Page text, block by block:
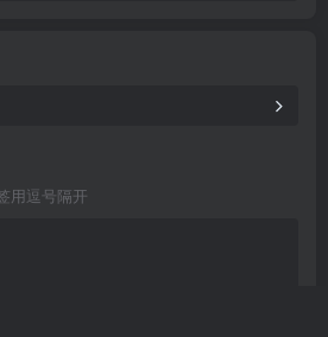
用逗号隔开